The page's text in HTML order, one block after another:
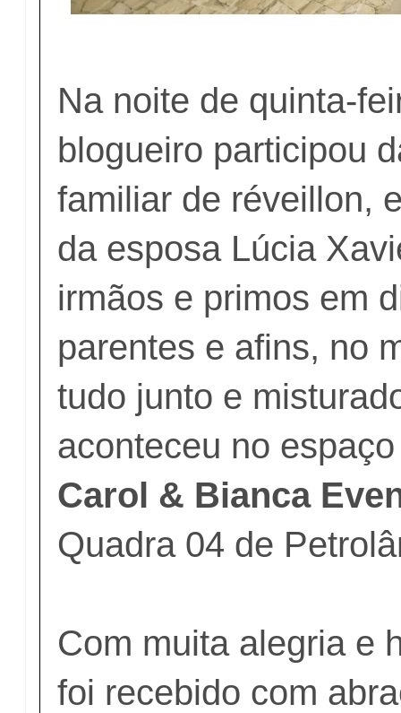
Na noite de quinta-
blogueiro participou
familiar de réveillon,
da esposa Lúcia
irmãos e primos em
parentes e afins, no
tudo junto e
aconteceu no
Carol & Bianca
Quadra 04 de
Com muita alegria e
foi recebido com